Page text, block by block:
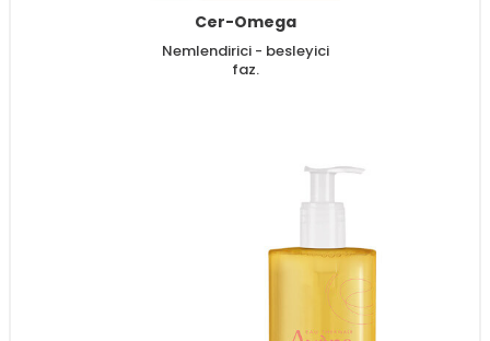
Cer-Omega
Nemlendirici - besleyici
faz.